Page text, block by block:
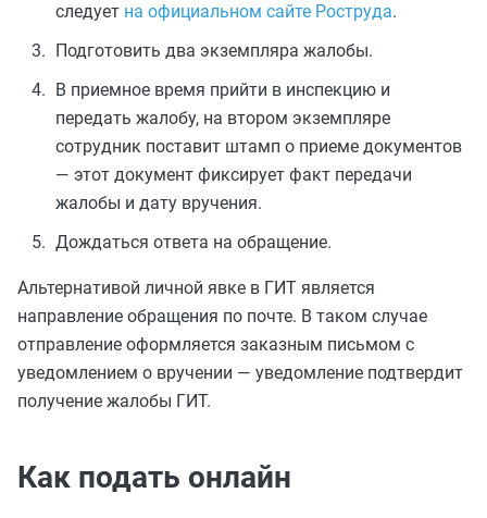
следует на официальном сайте Роструда.
Подготовить два экземпляра жалобы.
В приемное время прийти в инспекцию и
передать жалобу, на втором экземпляре
сотрудник поставит штамп о приеме документов
— этот документ фиксирует факт передачи
жалобы и дату вручения.
Дождаться ответа на обращение.
Альтернативой личной явке в ГИТ является
направление обращения по почте. В таком случае
отправление оформляется заказным письмом с
уведомлением о вручении — уведомление подтвердит
получение жалобы ГИТ.
Как подать онлайн